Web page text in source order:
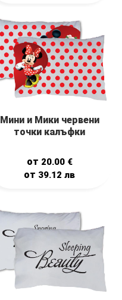
Мини и Мики червени
точки калъфки
от 20.00 €
от 39.12лв